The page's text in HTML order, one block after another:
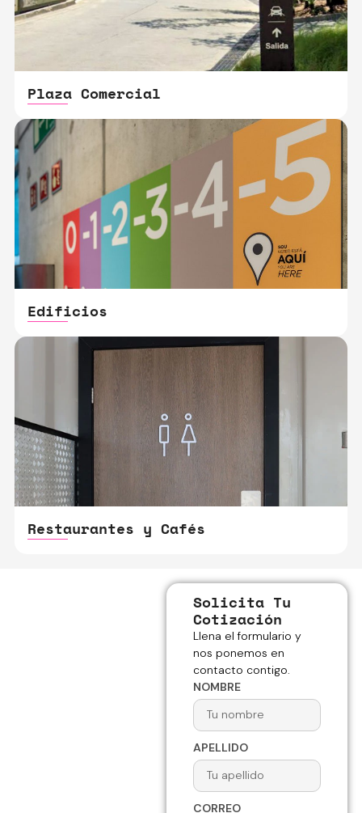
Plaza Comercial
Edificios
Restaurantes y Cafés
Solicita Tu
Cotización
Llena el formulario y
nos ponemos en
contacto contigo.
NOMBRE
APELLIDO
CORREO